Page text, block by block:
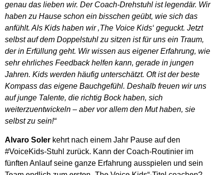
genau das lieben wir. Der Coach-Drehstuhl ist legendär. Wir
haben zu Hause schon ein bisschen geübt, wie sich das
anfühlt. Als Kids haben wir ‚The Voice Kids‘ geguckt. Jetzt
selbst auf dem Doppelstuhl zu sitzen ist für uns ein Traum,
der in Erfüllung geht. Wir wissen aus eigener Erfahrung, wie
sehr ehrliches Feedback helfen kann, gerade in jungen
Jahren. Kids werden häufig unterschätzt. Oft ist der beste
Kompass das eigene Bauchgefühl. Deshalb freuen wir uns
auf junge Talente, die richtig Bock haben, sich
weiterzuentwickeln – aber vor allem den Mut haben, sie
selbst zu sein!“
Alvaro Soler kehrt nach einem Jahr Pause auf den
#VoiceKids-Stuhl zurück. Kann der Coach-Routinier im
fünften Anlauf seine ganze Erfahrung ausspielen und sein